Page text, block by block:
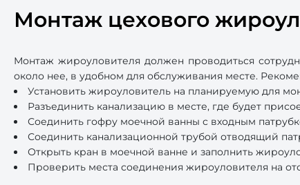
Монтаж цехового
Монтаж жироуловителя должен проводиться
около нее, в удобном для обслуживания месте.
Установить жироуловитель на планируемую для
Разъединить канализацию в месте, где будет
Соединить гофру моечной ванны с входным
Соединить канализационной трубой отводящий
Открыть кран в моечной ванне и заполнить
Проверить места соединения жироуловителя на